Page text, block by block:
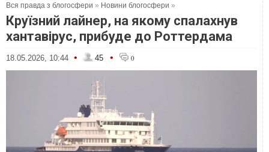
Вся правда з блогосфери » Новини блогосфери »
Круїзний лайнер, на якому спалахнув
хантавірус, прибуде до Роттердама
18.05.2026, 10:44 • 45 • 0